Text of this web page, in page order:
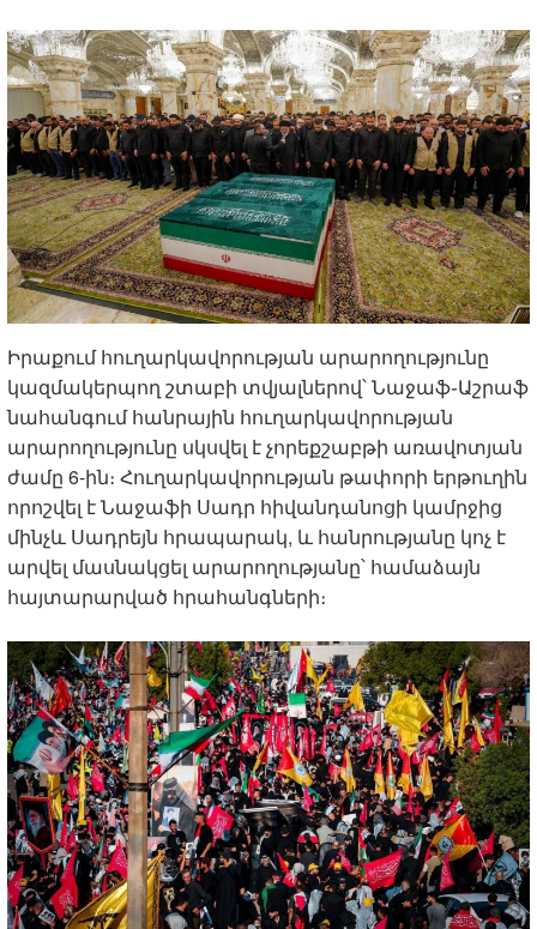
Իրաքում հուղարկավորության արարողությունը
կազմակերպող շտաբի տվյալներով՝ Նաջաֆ֊Աշրաֆ
նահանգում հանրային հուղարկավորության
արարողությունը սկսվել է չորեքշաբթի առավոտյան
ժամը 6-ին։ Հուղարկավորության թափորի երթուղին
որոշվել է Նաջաֆի Սադր հիվանդանոցի կամրջից
մինչև Սադրեյն հրապարակ, և հանրությանը կոչ է
արվել մասնակցել արարողությանը՝ համաձայն
հայտարարված հրահանգների։